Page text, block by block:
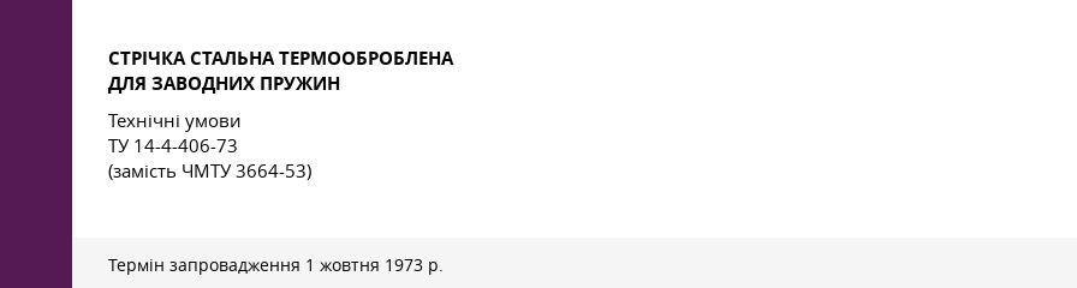
СТРІЧКА СТАЛЬНА ТЕРМООБРОБЛЕНА
ДЛЯ ЗАВОДНИХ ПРУЖИН
Технічні умови
ТУ 14-4-406-73
(замість ЧМТУ 3664-53)
Термін запровадження 1 жовтня 1973 р.